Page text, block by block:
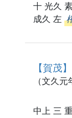
十 光久
成久 左
【賀茂
（文久
中上 三